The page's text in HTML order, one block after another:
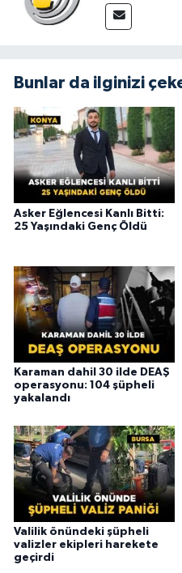
Bunlar da ilginizi
Asker Eğlencesi Kanlı Bitti:
25 Yaşındaki Genç Öldü
Karaman dahil 30 ilde DEAŞ
operasyonu: 104 şüpheli
yakalandı
Valilik önündeki şüpheli
valizler ekipleri harekete
geçirdi